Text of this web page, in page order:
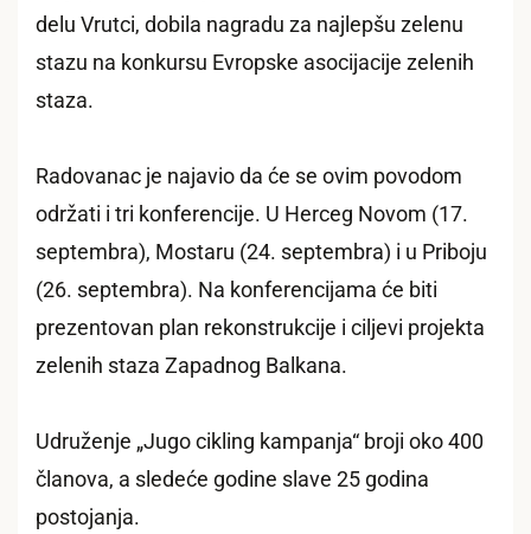
delu Vrutci, dobila nagradu za najlepšu zelenu
stazu na konkursu Evropske asocijacije zelenih
staza.
Radovanac je najavio da će se ovim povodom
održati i tri konferencije. U Herceg Novom (17.
septembra), Mostaru (24. septembra) i u Priboju
(26. septembra). Na konferencijama će biti
prezentovan plan rekonstrukcije i ciljevi projekta
zelenih staza Zapadnog Balkana.
Udruženje „Jugo cikling kampanja“ broji oko 400
članova, a sledeće godine slave 25 godina
postojanja.